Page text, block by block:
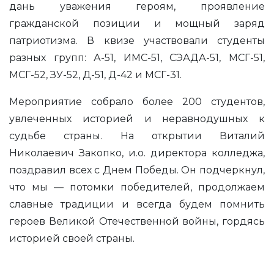
дань уважения героям, проявление
гражданской позиции и мощный заряд
патриотизма. В квизе участвовали студенты
разных групп: А-51, ИМС-51, СЭАДА-51, МСГ-51,
МСГ-52, ЗУ-52, Д-51, Д-42 и МСГ-31.
Мероприятие собрало более 200 студентов,
увлеченных историей и неравнодушных к
судьбе страны. На открытии Виталий
Николаевич Закопко, и.о. директора колледжа,
поздравил всех с Днем Победы. Он подчеркнул,
что мы — потомки победителей, продолжаем
славные традиции и всегда будем помнить
героев Великой Отечественной войны, гордясь
историей своей страны.